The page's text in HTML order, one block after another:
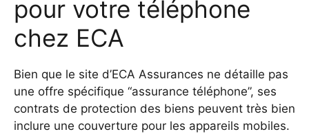
pour votre téléphone
chez ECA
Bien que le site d’ECA Assurances ne détaille pas
une offre spécifique “assurance téléphone”, ses
contrats de protection des biens peuvent très bien
inclure une couverture pour les appareils mobiles.